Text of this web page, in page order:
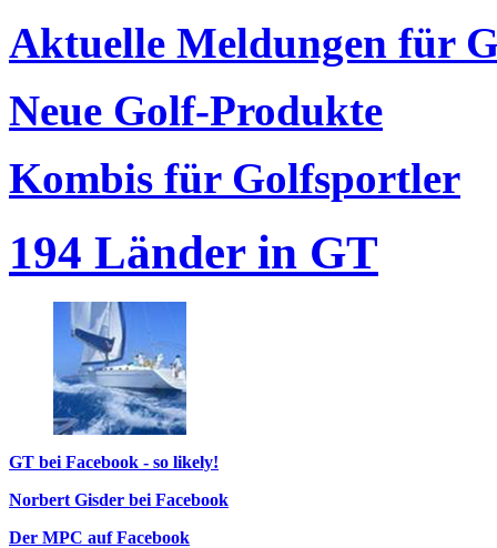
Aktuelle Meldungen für
Neue Golf-Produkte
Kombis für Golfsportler
194 Länder in GT
GT bei Facebook - so likely!
Norbert Gisder bei Facebook
Der MPC auf Facebook